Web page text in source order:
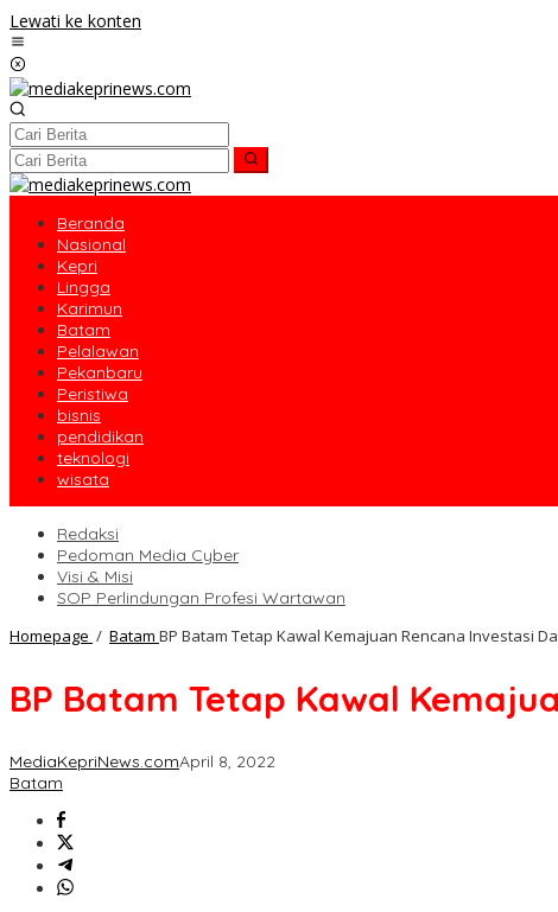
Lewati ke konten
Beranda
Nasional
Kepri
Lingga
Karimun
Batam
Pelalawan
Pekanbaru
Peristiwa
bisnis
pendidikan
teknologi
wisata
Redaksi
Pedoman Media Cyber
Visi & Misi
SOP Perlindungan Profesi Wartawan
Homepage / Batam BP Batam Tetap Kawal Kemajuan Rencana Investasi
BP Batam Tetap Kawal
MediaKepriNews.comApril 8, 2022
Batam